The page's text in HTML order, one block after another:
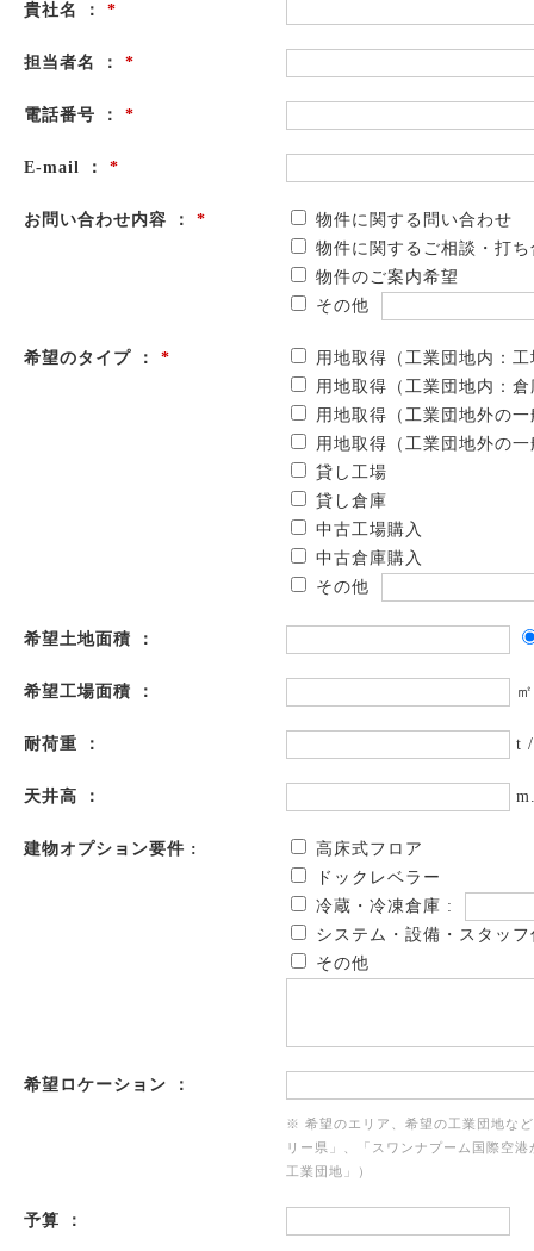
貴社名 ： *
担当者名 ： *
電話番号 ： *
E-mail ： *
お問い合わせ内容 ： *
物件に関する問い合わせ
物件に関するご相談・打
物件のご案内希望
その他
希望のタイプ ： *
用地取得（工業団地内：工
用地取得（工業団地内：倉
用地取得（工業団地外の
用地取得（工業団地外の
貸し工場
貸し倉庫
中古工場購入
中古倉庫購入
その他
希望土地面積 ：
希望工場面積 ： ㎡
耐荷重 ： t
天井高 ：
建物オプション要件 :
高床式フロア
ドックレベラー
冷蔵・冷凍倉庫 :
システム・設備・スタッ
その他
希望ロケーション ：
※ 希望のエリア、希望の工業団地な
リー県」、「スワンナプーム国際空
工業団地」）
予算 ：